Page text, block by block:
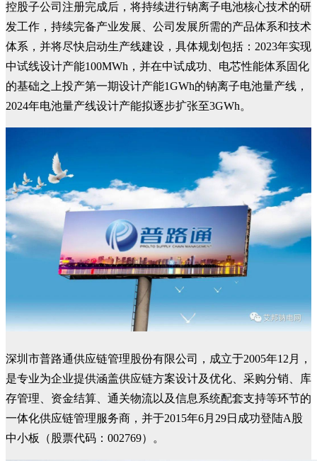
控股子公司注册完成后，将持续进行钠离子电池核心技术的研
发工作，持续完备产业发展、公司发展所需的产品体系和技术
体系，并将尽快启动生产线建设，具体规划包括：2023年实现
中试线设计产能100MWh，并在中试成功、电芯性能体系固化
的基础之上投产第一期设计产能1GWh的钠离子电池量产线，
2024年电池量产线设计产能拟逐步扩张至3GWh。
深圳市普路通供应链管理股份有限公司，成立于2005年12月，
是专业为企业提供涵盖供应链方案设计及优化、采购分销、库
存管理、资金结算、通关物流以及信息系统配套支持等环节的
一体化供应链管理服务商，并于2015年6月29日成功登陆A股
中小板（股票代码：002769）。